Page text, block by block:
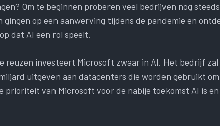
Om te beginnen proberen veel bedrijven nog
gingen op een aanwerving tijdens de pandemie en
dat AI een rol speelt.
reuzen investeert Microsoft zwaar in AI. Het bedrijf
uitgeven aan datacenters die worden gebruikt
van Microsoft voor de nabije toekomst AI is